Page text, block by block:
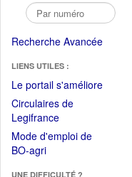
Recherche Avancée
LIENS UTILES :
Le portail s'améliore(Fichier
Circulaires de
Legifrance(Ouvrir
dans
une
fenêtre)
Mode d'emploi de
BO-agri(Ouvrir
UNE DIFFICULTÉ ?